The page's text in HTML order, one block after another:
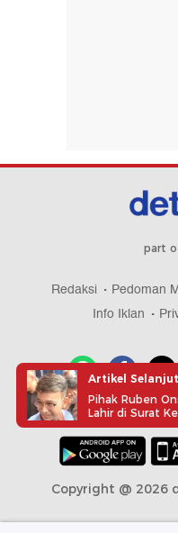
part
Redaksi Pedoman
Info Iklan
Copyright @ 2026
Artikel
Pihak Ruben
Lahir di Surat